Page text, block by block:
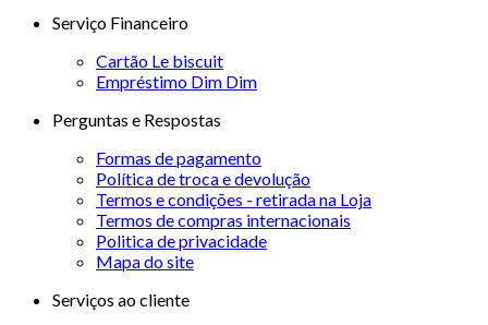
Serviço Financeiro
Cartão Le biscuit
Empréstimo Dim Dim
Perguntas e Respostas
Formas de pagamento
Política de troca e devolução
Termos e condições - retirada na Loja
Termos de compras internacionais
Politica de privacidade
Mapa do site
Serviços ao cliente